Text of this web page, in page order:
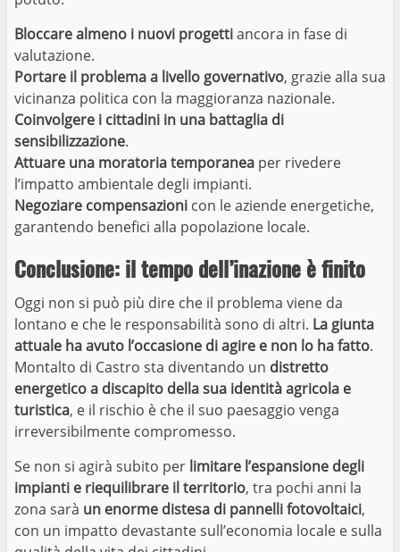
Bloccare almeno i nuovi progettiancora in fase di
valutazione.
Portare il problema a livello governativo, grazie alla sua
vicinanza politica con la maggioranza nazionale.
Coinvolgere i cittadini in una battaglia di
sensibilizzazione.
Attuare una moratoria temporanea per rivedere
l’impatto ambientale degli impianti.
Negoziare compensazioni con le aziende energetiche,
garantendo benefici alla popolazione locale.
Conclusione: il tempo dell’inazione è finito
Oggi non si può più dire che il problema viene da
lontano e che le responsabilità sono di altri. La giunta
attuale ha avuto l’occasione di agire e non lo ha fatto.
Montalto di Castro sta diventando un distretto
energetico a discapito della sua identità agricola e
turistica, e il rischio è che il suo paesaggio venga
irreversibilmente compromesso.
Se non si agirà subito per limitare l’espansione degli
impianti e riequilibrare il territorio, tra pochi anni la
zona sarà un enorme distesa di pannelli fotovoltaici,
con un impatto devastante sull’economia locale e sulla